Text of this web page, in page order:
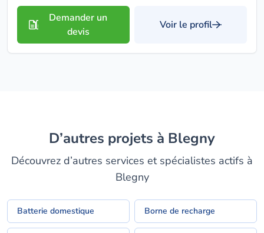
Demander un
devis
Voir le profil
D’autres projets à Blegny
Découvrez d’autres services et spécialistes actifs à
Blegny
Batterie domestique Borne de recharge